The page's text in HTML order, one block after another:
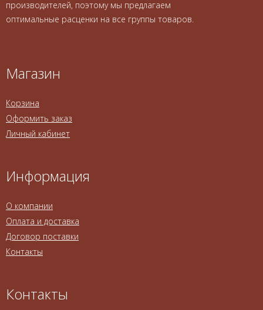
производителей, поэтому мы предлагаем
оптимальные расценки на все группы товаров.
Магазин
Корзина
Оформить заказ
Личный кабинет
Информация
О компании
Оплата и доставка
Договор поставки
Контакты
Контакты